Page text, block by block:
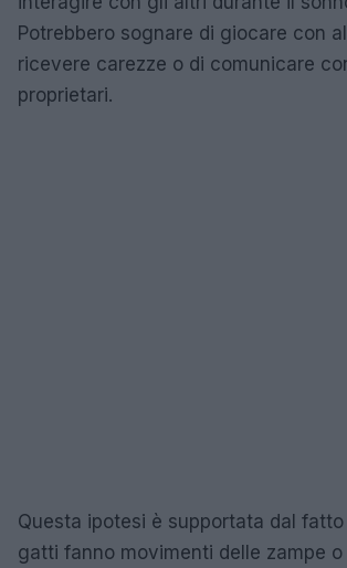
Potrebbero sognare di giocare con
ricevere carezze o di comunicare
proprietari.
Questa ipotesi è supportata dal
gatti fanno movimenti delle zampe